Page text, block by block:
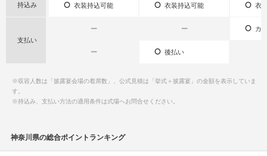
持込み 衣装持込可能 衣装持込可能 衣
支払い
ー ー カ
ー 後払い
※収容人数は「披露宴会場の着席数」、公式見積は「挙式＋披露宴」の金額を表示していま
す。
※持込み、支払い方法の適用条件は式場へお問合せください。
神奈川県の総合ポイントランキング